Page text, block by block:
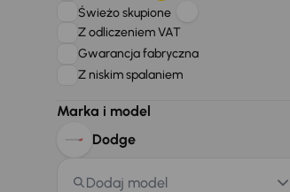
Świeżo skupione
Z odliczeniem VAT
Gwarancja fabryczna
Z niskim spalaniem
Marka i model
Dodge
Dodaj model